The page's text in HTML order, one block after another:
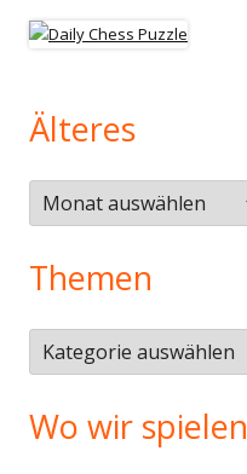
Älteres
Älteres
Themen
Themen
Wo wir spielen